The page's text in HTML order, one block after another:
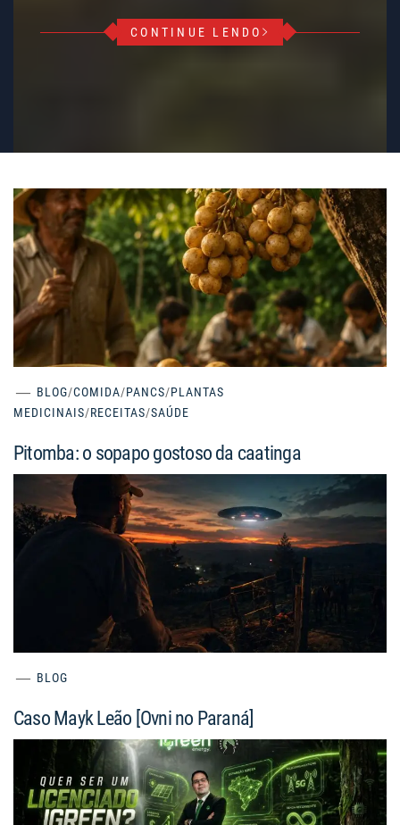
CONTINUE LENDO
BLOG/COMIDA/PANCS/PLANTAS
MEDICINAIS/RECEITAS/SAÚDE
Pitomba: o sopapo gostoso da caatinga
BLOG
Caso Mayk Leão [Ovni no Paraná]